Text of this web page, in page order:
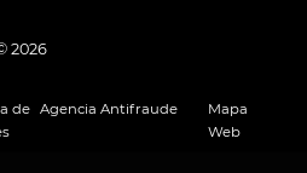
2026
de Agencia Antifraude
Mapa
Web